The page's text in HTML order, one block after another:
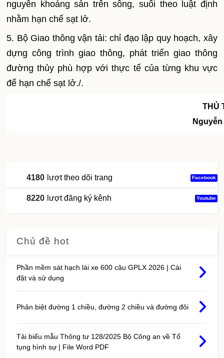
nguyên khoáng sản trên sông, suối theo luật định
nhằm hạn chế sạt lở.
5. Bộ Giao thông vận tải: chỉ đạo lập quy hoạch, xây
dựng công trình giao thông, phát triển giao thông
đường thủy phù hợp với thực tế của từng khu vực
để hạn chế sạt lở./.
THỦ
4180 lượt theo dõi trang Facebook
8220 lượt đăng ký kênh Youtube
Chủ đề hot
Phần mềm sát hạch lái xe 600 câu GPLX 2026 | Cài
đặt và sử dụng
Phân biệt đường 1 chiều, đường 2 chiều và đường đôi
Tải biểu mẫu Thông tư 128/2025 Bộ Công an về Tố
tụng hình sự | File Word PDF